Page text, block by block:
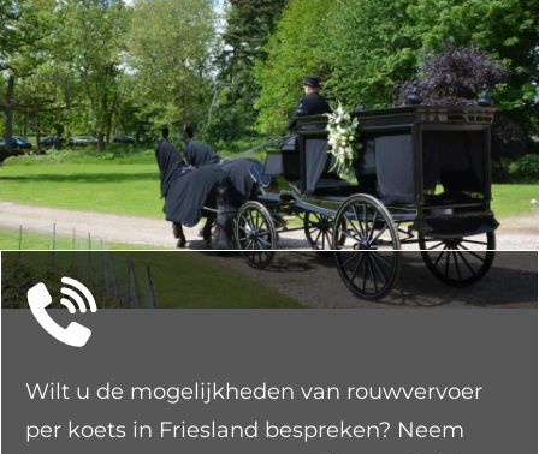
Wilt u de mogelijkheden van rouwvervoer
per koets in Friesland bespreken? Neem